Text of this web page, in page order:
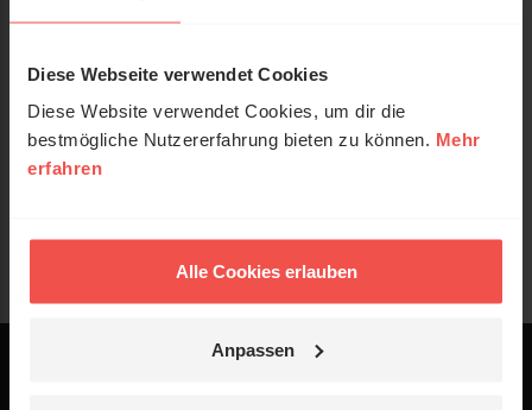
Diese Webseite verwendet Cookies
Diese Website verwendet Cookies, um dir die
bestmögliche Nutzererfahrung bieten zu können. Mehr
erfahren
Alle Cookies erlauben
Anpassen